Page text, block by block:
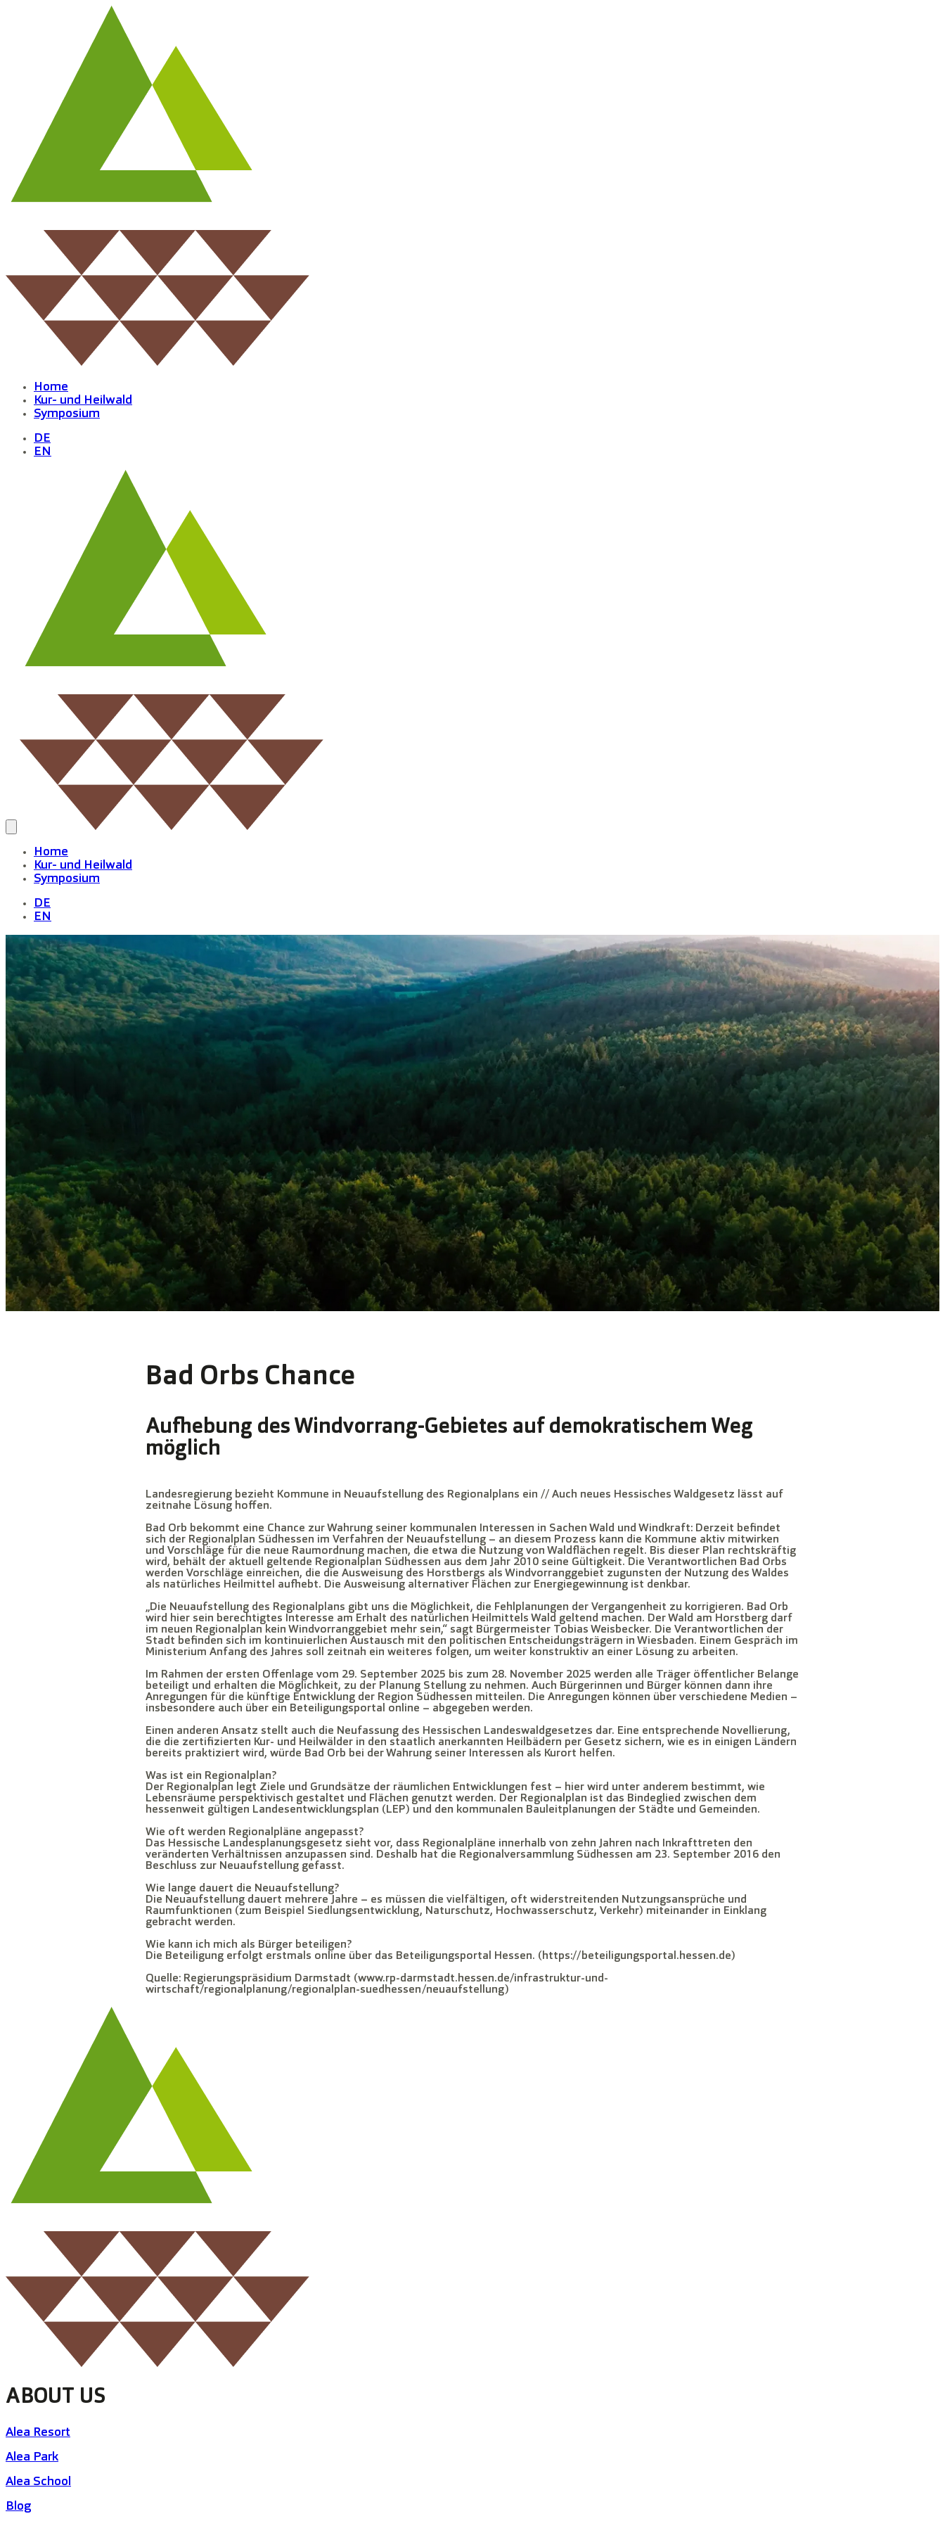
Home
Kur- und Heilwald
Symposium
DE
EN
Home
Kur- und Heilwald
Symposium
DE
EN
Bad Orbs Chance
Aufhebung des Windvorrang-Gebietes auf demokratischem Weg
möglich
Landesregierung bezieht Kommune in Neuaufstellung des Regionalplans ein // Auch neues Hessisches Waldgesetz lässt auf
zeitnahe Lösung hoffen.
Bad Orb bekommt eine Chance zur Wahrung seiner kommunalen Interessen in Sachen Wald und Windkraft: Derzeit befindet
sich der Regionalplan Südhessen im Verfahren der Neuaufstellung – an diesem Prozess kann die Kommune aktiv mitwirken
und Vorschläge für die neue Raumordnung machen, die etwa die Nutzung von Waldflächen regelt. Bis dieser Plan rechtskräftig
wird, behält der aktuell geltende Regionalplan Südhessen aus dem Jahr 2010 seine Gültigkeit. Die Verantwortlichen Bad Orbs
werden Vorschläge einreichen, die die Ausweisung des Horstbergs als Windvorranggebiet zugunsten der Nutzung des Waldes
als natürliches Heilmittel aufhebt. Die Ausweisung alternativer Flächen zur Energiegewinnung ist denkbar.
„Die Neuaufstellung des Regionalplans gibt uns die Möglichkeit, die Fehlplanungen der Vergangenheit zu korrigieren. Bad Orb
wird hier sein berechtigtes Interesse am Erhalt des natürlichen Heilmittels Wald geltend machen. Der Wald am Horstberg darf
im neuen Regionalplan kein Windvorranggebiet mehr sein,“ sagt Bürgermeister Tobias Weisbecker. Die Verantwortlichen der
Stadt befinden sich im kontinuierlichen Austausch mit den politischen Entscheidungsträgern in Wiesbaden. Einem Gespräch im
Ministerium Anfang des Jahres soll zeitnah ein weiteres folgen, um weiter konstruktiv an einer Lösung zu arbeiten.
Im Rahmen der ersten Offenlage vom 29. September 2025 bis zum 28. November 2025 werden alle Träger öffentlicher Belange
beteiligt und erhalten die Möglichkeit, zu der Planung Stellung zu nehmen. Auch Bürgerinnen und Bürger können dann ihre
Anregungen für die künftige Entwicklung der Region Südhessen mitteilen. Die Anregungen können über verschiedene Medien –
insbesondere auch über ein Beteiligungsportal online – abgegeben werden.
Einen anderen Ansatz stellt auch die Neufassung des Hessischen Landeswaldgesetzes dar. Eine entsprechende Novellierung,
die die zertifizierten Kur- und Heilwälder in den staatlich anerkannten Heilbädern per Gesetz sichern, wie es in einigen Ländern
bereits praktiziert wird, würde Bad Orb bei der Wahrung seiner Interessen als Kurort helfen.
Was ist ein Regionalplan?
Der Regionalplan legt Ziele und Grundsätze der räumlichen Entwicklungen fest – hier wird unter anderem bestimmt, wie
Lebensräume perspektivisch gestaltet und Flächen genutzt werden. Der Regionalplan ist das Bindeglied zwischen dem
hessenweit gültigen Landesentwicklungsplan (LEP) und den kommunalen Bauleitplanungen der Städte und Gemeinden.
Wie oft werden Regionalpläne angepasst?
Das Hessische Landesplanungsgesetz sieht vor, dass Regionalpläne innerhalb von zehn Jahren nach Inkrafttreten den
veränderten Verhältnissen anzupassen sind. Deshalb hat die Regionalversammlung Südhessen am 23. September 2016 den
Beschluss zur Neuaufstellung gefasst.
Wie lange dauert die Neuaufstellung?
Die Neuaufstellung dauert mehrere Jahre – es müssen die vielfältigen, oft widerstreitenden Nutzungsansprüche und
Raumfunktionen (zum Beispiel Siedlungsentwicklung, Naturschutz, Hochwasserschutz, Verkehr) miteinander in Einklang
gebracht werden.
Wie kann ich mich als Bürger beteiligen?
Die Beteiligung erfolgt erstmals online über das Beteiligungsportal Hessen. (https://beteiligungsportal.hessen.de)
Quelle: Regierungspräsidium Darmstadt (www.rp-darmstadt.hessen.de/infrastruktur-und-
wirtschaft/regionalplanung/regionalplan-suedhessen/neuaufstellung)
ABOUT US
Alea Resort
Alea Park
Alea School
Blog